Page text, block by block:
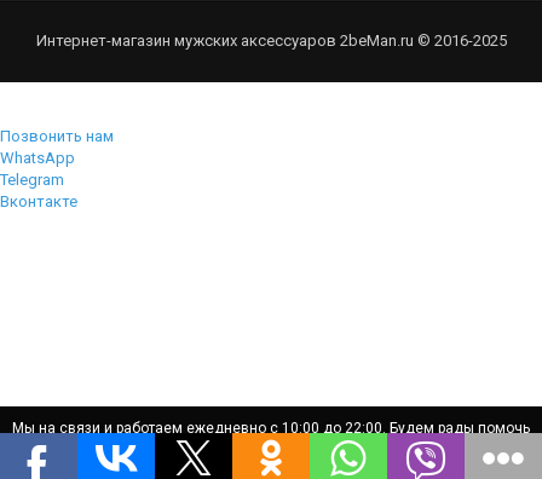
Интернет-магазин мужских аксессуаров 2beMan.ru © 2016-2025
Мы на связи и работаем ежедневно с 10:00 до 22:00. Будем рады помочь
вам!
Мы на связи и работаем ежедневно с 10:00 до 22:00. Будем рады помочь
вам!
Позвонить нам
WhatsApp
Telegram
Вконтакте